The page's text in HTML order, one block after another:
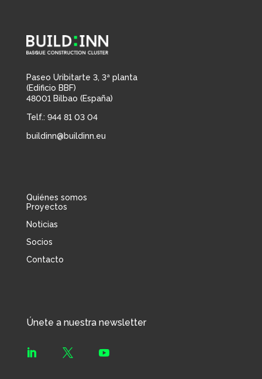
Paseo Uribitarte 3, 3ª planta
(Edificio BBF)
48001 Bilbao (España)
Telf.: 944 81 03 04
buildinn@buildinn.eu
Quiénes somos
Proyectos
Noticias
Socios
Contacto
Únete a nuestra newsletter
  